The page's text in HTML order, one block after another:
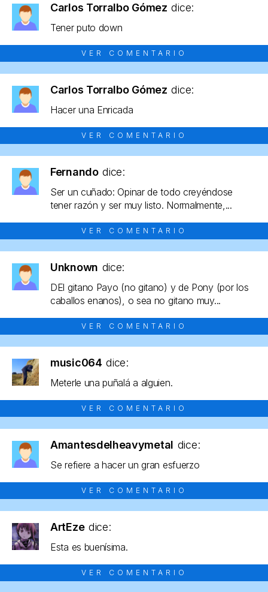
Carlos Torralbo Gómez dice:
Tener puto down
VER COMENTARIO
Carlos Torralbo Gómez dice:
Hacer una Enricada
VER COMENTARIO
Fernando dice:
Ser un cuñado: Opinar de todo creyéndose
tener razón y ser muy listo. Normalmente,...
VER COMENTARIO
Unknown dice:
DEl gitano Payo (no gitano) y de Pony (por los
caballos enanos), o sea no gitano muy...
VER COMENTARIO
music064 dice:
Meterle una puñalá a alguien.
VER COMENTARIO
Amantesdelheavymetal dice:
Se refiere a hacer un gran esfuerzo
VER COMENTARIO
ArtEze dice:
Esta es buenísima.
VER COMENTARIO